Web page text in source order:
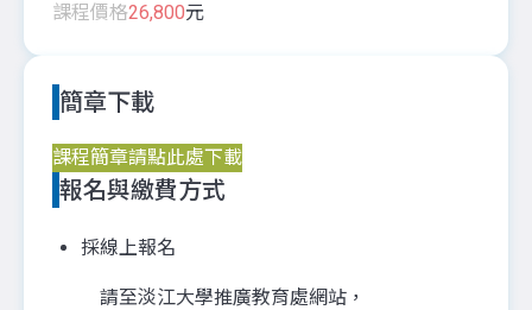
課程價格26,800元
簡章下載
課程簡章請點此處下載
報名與繳費方式
採線上報名
請至淡江大學推廣教育處網站，